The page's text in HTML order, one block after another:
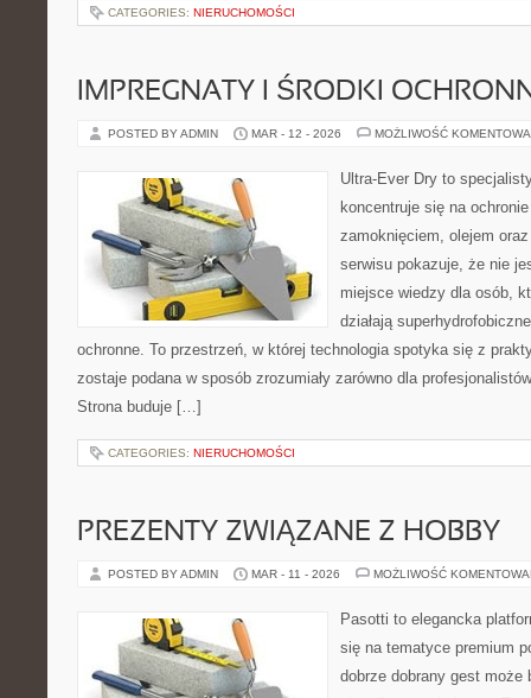
CATEGORIES: NIERUCHOMOŚCI
IMPREGNATY I ŚRODKI
POSTED BY ADMIN MAR - 12 - 2026 MOŻLIWOŚĆ
Ultra-Ever Dry to
koncentruje się na
zamoknięciem, olejem
serwisu pokazuje, że nie
miejsce wiedzy dla osób,
działają
ochronne. To przestrzeń, w której technologia spotyka się z
zostaje podana w sposób zrozumiały zarówno dla
Strona buduje […]
CATEGORIES: NIERUCHOMOŚCI
PREZENTY ZWIĄZANE Z HOBBY
POSTED BY ADMIN MAR - 11 - 2026 MOŻLIWOŚĆ
Pasotti to elegancka
się na tematyce premium
dobrze dobrany gest